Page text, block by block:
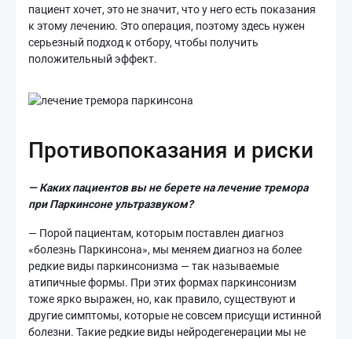
пациент хочет, это не значит, что у него есть показания
к этому лечению. Это операция, поэтому здесь нужен
серьезный подход к отбору, чтобы получить
положительный эффект.
Противопоказания и риски
— Каких пациентов вы не берете на лечение тремора
при Паркинсоне ультразвуком?
— Порой пациентам, которым поставлен диагноз
«болезнь Паркинсона», мы меняем диагноз на более
редкие виды паркинсонизма — так называемые
атипичные формы. При этих формах паркинсонизм
тоже ярко выражен, но, как правило, существуют и
другие симптомы, которые не совсем присущи истинной
болезни. Такие редкие виды нейродегенерации мы не